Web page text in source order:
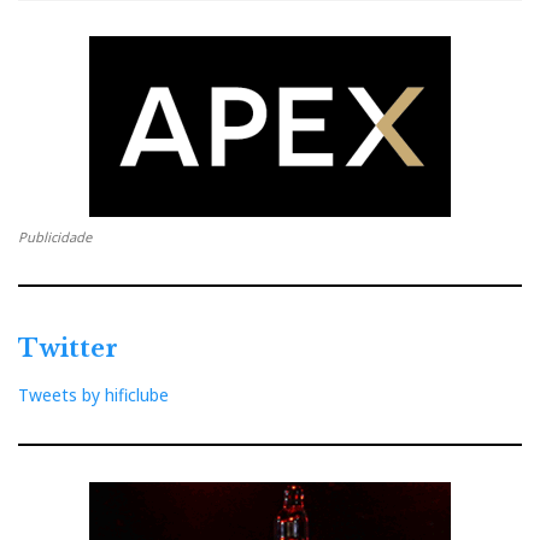
tanto nos cabos como nas colunas pode soar absurdo
para muitos. E contudo, os Opus II operaram o
milagre que eu procurava. A Sasha DAW cantava
conjugal.
Publicidade
Twitter
Tweets by hificlube